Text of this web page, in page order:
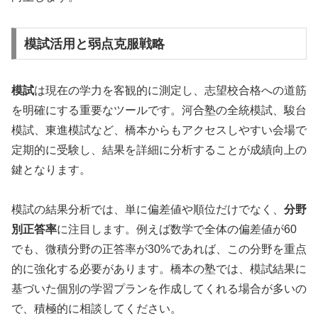
模試活用と弱点克服戦略
模試は現在の学力を客観的に測定し、志望校合格への道筋
を明確にする重要なツールです。河合塾の全統模試、駿台
模試、東進模試など、橋本からもアクセスしやすい会場で
定期的に受験し、結果を詳細に分析することが成績向上の
鍵となります。
模試の結果分析では、単に偏差値や順位だけでなく、 分野
別正答率に注目します。例えば数学で全体の偏差値が60
でも、微積分野の正答率が30%であれば、この分野を重点
的に強化する必要があります。橋本の塾では、模試結果に
基づいた個別の学習プランを作成してくれる場合が多いの
で、積極的に相談してください。